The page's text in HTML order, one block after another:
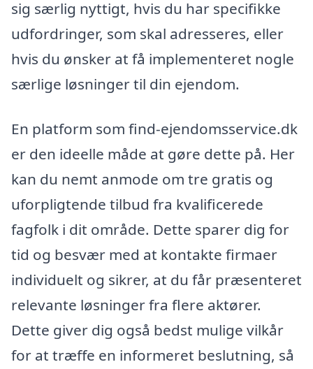
sig særlig nyttigt, hvis du har specifikke
udfordringer, som skal adresseres, eller
hvis du ønsker at få implementeret nogle
særlige løsninger til din ejendom.
En platform som find-ejendomsservice.dk
er den ideelle måde at gøre dette på. Her
kan du nemt anmode om tre gratis og
uforpligtende tilbud fra kvalificerede
fagfolk i dit område. Dette sparer dig for
tid og besvær med at kontakte firmaer
individuelt og sikrer, at du får præsenteret
relevante løsninger fra flere aktører.
Dette giver dig også bedst mulige vilkår
for at træffe en informeret beslutning, så